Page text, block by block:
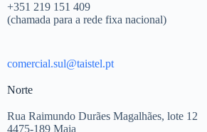
+351 219 151 409
(chamada para a rede fixa nacional)
comercial.sul@taistel.pt
Norte
Rua Raimundo Durães Magalhães, lote 12
4475-189 Maia